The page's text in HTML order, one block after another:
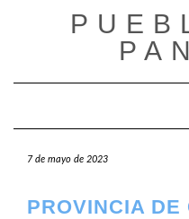
7 de mayo de 2023
PROVINCIA DE